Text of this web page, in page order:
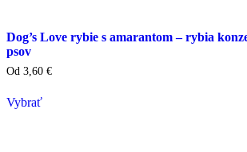
Dog’s Love rybie s amarantom – rybia
psov
Od 3,60 €
Vybrať